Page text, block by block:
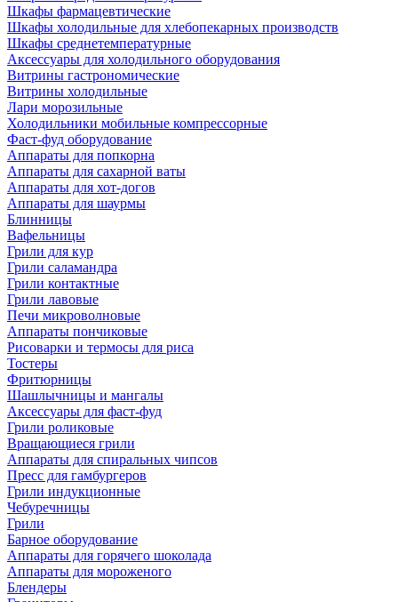
Шкафы фармацевтические
Шкафы холодильные для хлебопекарных производств
Шкафы среднетемпературные
Аксессуары для холодильного оборудования
Витрины гастрономические
Витрины холодильные
Лари морозильные
Холодильники мобильные компрессорные
Фаст-фуд оборудование
Аппараты для попкорна
Аппараты для сахарной ваты
Аппараты для хот-догов
Аппараты для шаурмы
Блинницы
Вафельницы
Грили для кур
Грили саламандра
Грили контактные
Грили лавовые
Печи микроволновые
Аппараты пончиковые
Рисоварки и термосы для риса
Тостеры
Фритюрницы
Шашлычницы и мангалы
Аксессуары для фаст-фуд
Грили роликовые
Вращающиеся грили
Аппараты для спиральных чипсов
Пресс для гамбургеров
Грили индукционные
Чебуречницы
Грили
Барное оборудование
Аппараты для горячего шоколада
Аппараты для мороженого
Блендеры